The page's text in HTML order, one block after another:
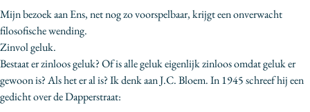
Mijn bezoek aan Ens, net nog zo voorspelbaar, krijgt een onverwacht
filosofische wending.
Zinvol geluk.
Bestaat er zinloos geluk? Of is alle geluk eigenlijk zinloos omdat geluk er
gewoon is? Als het er al is? Ik denk aan J.C. Bloem. In 1945 schreef hij een
gedicht over de Dapperstraat: